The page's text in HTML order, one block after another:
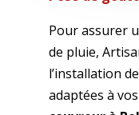
Pour assurer
de pluie,
l’installation
adaptées à